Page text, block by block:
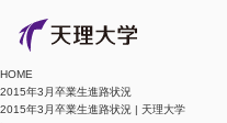
HOME
2015年3月卒業生進路状況
2015年3月卒業生進路状況 | 天理大学